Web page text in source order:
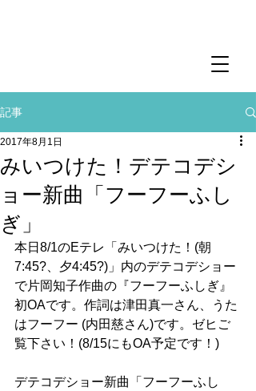
記事
みいつけた！デテコデシ
ョー新曲「フーフーふし
ぎ」
2017年8月1日
本日8/1のEテレ「みいつけた！(朝
7:45?、夕4:45?)」内のデテコデショー
で片岡知子作曲の『フーフーふしぎ』
初OAです。作詞は津田真一さん、うた
はフーフー (内田慈さん)です。ゼヒご
覧下さい！(8/15にもOA予定です！)
デテコデショー新曲「フーフーふし